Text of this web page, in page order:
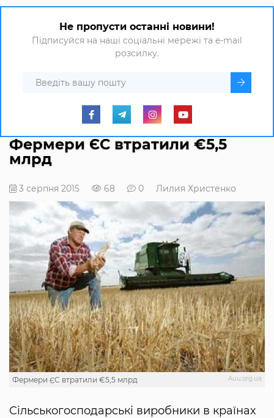
Не пропусти останні новини!
Підписуйся на наші соціальні мережі та e-mail
розсилку.
Фермери ЄС втратили €5,5
млрд
3 серпня 2015 68 0 Лилия Христенко
Аuu.org.ua
Фермери ЄС втратили €5,5 млрд
Сільськогосподарські виробники в країнах